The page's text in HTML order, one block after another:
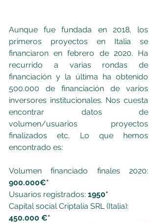
Aunque fue fundada en 2018, los
primeros proyectos en Italia se
financiaron en febrero de 2020. Ha
recurrido a varias rondas de
financiación y la última ha obtenido
500.000 de financiación de varios
inversores institucionales. Nos cuesta
encontrar datos de
volumen/usuarios proyectos
finalizados etc. Lo que hemos
encontrado es:
900.000€*
Usuarios registrados: 1950*
Capital social Criptalia SRL (Italia):
450.000 €*